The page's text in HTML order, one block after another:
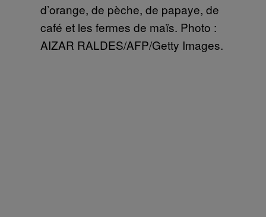
d’orange, de pèche, de papaye, de
café et les fermes de maïs. Photo :
AIZAR RALDES/AFP/Getty Images.